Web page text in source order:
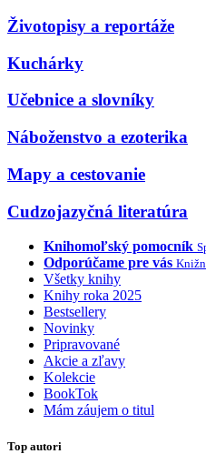
Životopisy a reportáže
Kuchárky
Učebnice a slovníky
Náboženstvo a ezoterika
Mapy a cestovanie
Cudzojazyčná literatúra
Knihomoľský pomocník
Odporúčame pre vás
Všetky knihy
Knihy roka 2025
Bestsellery
Novinky
Pripravované
Akcie a zľavy
Kolekcie
BookTok
Mám záujem o titul
Top autori